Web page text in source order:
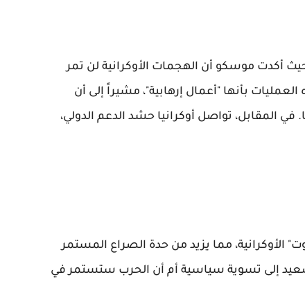
حيث أكدت موسكو أن الهجمات الأوكرانية لن تمر
بأنها "أعمال إرهابية"، مشيراً إلى أن
المقابل، تواصل أوكرانيا حشد الدعم الدولي،
الأوكرانية، مما يزيد من حدة الصراع المستمر
إلى تسوية سياسية أم أن الحرب ستستمر في